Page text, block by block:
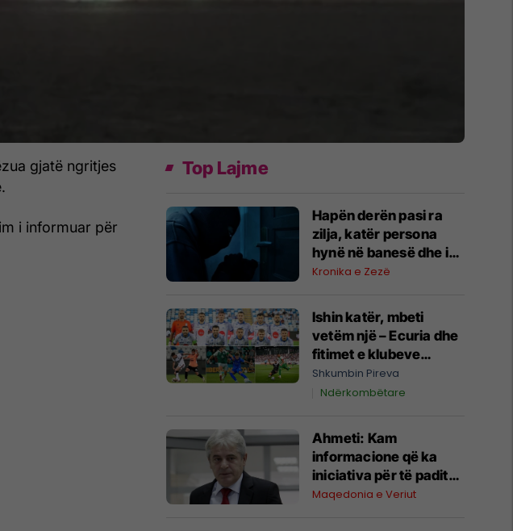
gjatë ngritjes
i informuar për
Top Lajme
Hapën derën pasi ra
zilja, katër persona
hynë në banesë dhe i
grabitën nën
Kronika e Zezë
Ishin katër, mbeti
vetëm një – Ecuria dhe
fitimet e klubeve
kosovare në Evropë
Shkumbin Pireva
Ndërkombëtare
Ahmeti: Kam
informacione që ka
iniciativa për të paditur
Ushtrinë Çlirimtare
Maqedonia e Veriut